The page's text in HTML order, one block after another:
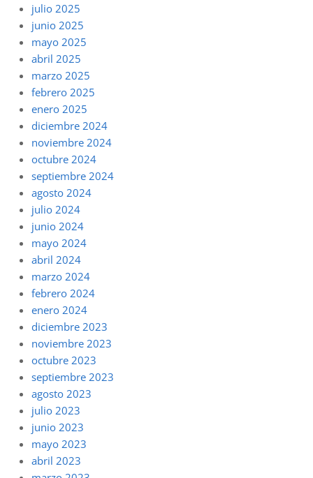
julio 2025
junio 2025
mayo 2025
abril 2025
marzo 2025
febrero 2025
enero 2025
diciembre 2024
noviembre 2024
octubre 2024
septiembre 2024
agosto 2024
julio 2024
junio 2024
mayo 2024
abril 2024
marzo 2024
febrero 2024
enero 2024
diciembre 2023
noviembre 2023
octubre 2023
septiembre 2023
agosto 2023
julio 2023
junio 2023
mayo 2023
abril 2023